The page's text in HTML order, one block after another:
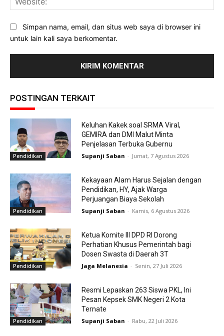
Simpan nama, email, dan situs web saya di browser ini
untuk lain kali saya berkomentar.
POSTINGAN TERKAIT
Pendidikan
Keluhan Kakek soal SRMA Viral,
GEMIRA dan DMI Malut Minta
Penjelasan Terbuka Gubernu
Supanji Saban - Jumat, 7 Agustus 2026
Pendidikan
Kekayaan Alam Harus Sejalan dengan
Pendidikan, HY, Ajak Warga
Perjuangan Biaya Sekolah
Supanji Saban - Kamis, 6 Agustus 2026
Pendidikan
Ketua Komite III DPD RI Dorong
Perhatian Khusus Pemerintah bagi
Dosen Swasta di Daerah 3T
Jaga Melanesia - Senin, 27 Juli 2026
Pendidikan
Resmi Lepaskan 263 Siswa PKL, Ini
Pesan Kepsek SMK Negeri 2 Kota
Ternate
Supanji Saban - Rabu, 22 Juli 2026